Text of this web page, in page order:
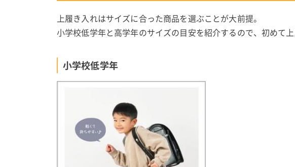
上履き入れはサイズに合った商品を選ぶことが大前提。
小学校低学年と高学年のサイズの目安を紹介するので、初めて
小学校低学年